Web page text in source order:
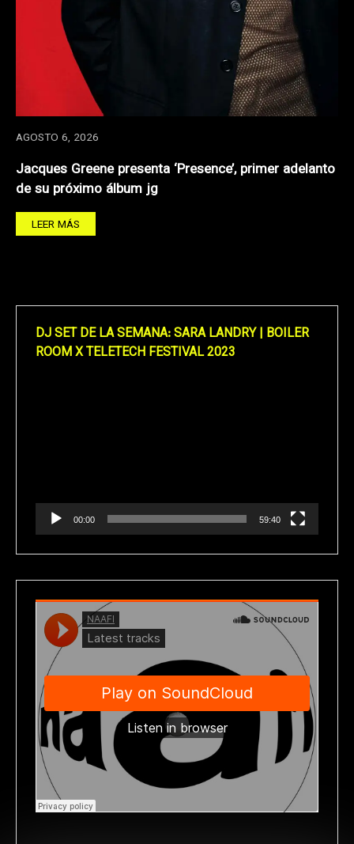
AGOSTO 6, 2026
Jacques Greene presenta ‘Presence’, primer adelanto
de su próximo álbum jg
LEER MÁS
DJ SET DE LA SEMANA: SARA LANDRY | BOILER
ROOM X TELETECH FESTIVAL 2023
00:00 59:40